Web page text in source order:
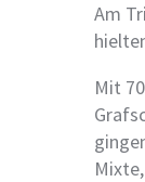
Am
Mit